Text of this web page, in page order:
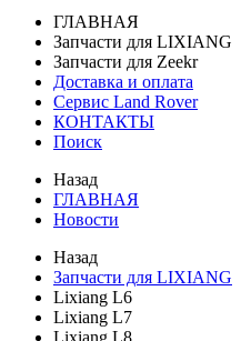
ГЛАВНАЯ
Запчасти для LIXIANG
Запчасти для Zeekr
Доставка и оплата
Сервис Land Rover
КОНТАКТЫ
Поиск
Назад
ГЛАВНАЯ
Новости
Назад
Запчасти для LIXIANG
Lixiang L6
Lixiang L7
Lixiang L8